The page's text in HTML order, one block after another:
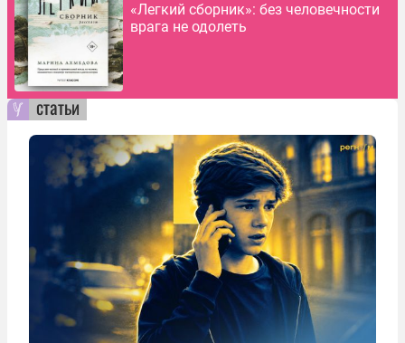
«Легкий сборник»: без человечности
врага не одолеть
статьи